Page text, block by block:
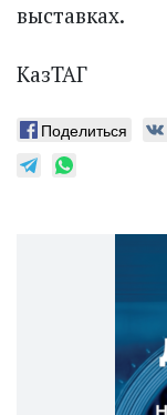
выставках.
КазТАГ
Поделиться